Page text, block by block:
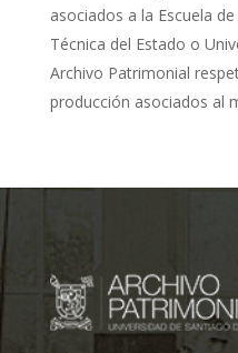
asociados a la Escuela
Técnica del Estado o
Archivo Patrimonial
producción asociados al